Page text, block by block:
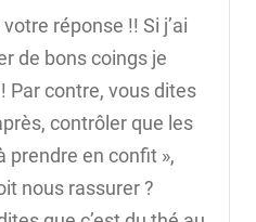
réponse !! Si j’ai
de bons coings je
contre, vous dites
contrôler que les
prendre en confit »,
nous rassurer ?